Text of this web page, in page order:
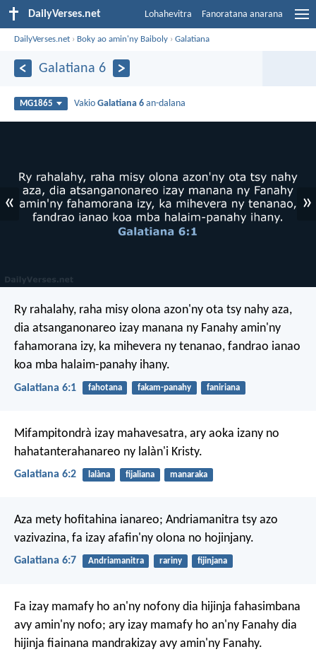
DailyVerses.net Lohahevitra Fanoratana anarana
DailyVerses.net › Boky ao amin'ny Baiboly ›Galatiana
Galatiana 6
MG1865 VakioGalatiana 6 an-dalana
« »
Ry rahalahy, raha misy olona azon'ny ota tsy nahy aza,
dia atsanganonareo izay manana ny Fanahy amin'ny
fahamorana izy, ka mihevera ny tenanao, fandrao ianao
koa mba halaim-panahy ihany.
Galatiana 6:1 fahotana fakam-panahy faniriana
Mifampitondrà izay mahavesatra, ary aoka izany no
hahatanterahanareo ny lalàn'i Kristy.
Galatiana 6:2 lalàna fijaliana manaraka
Aza mety hofitahina ianareo; Andriamanitra tsy azo
vazivazina, fa izay afafin'ny olona no hojinjany.
Galatiana 6:7 Andriamanitra rariny fijinjana
Fa izay mamafy ho an'ny nofony dia hijinja fahasimbana
avy amin'ny nofo; ary izay mamafy ho an'ny Fanahy dia
hijinja fiainana mandrakizay avy amin'ny Fanahy.